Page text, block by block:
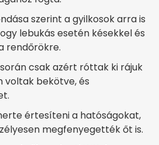
szerint a gyilkosok arra is
lebukás esetén késekkel és
rendőrökre.
csak azért róttak ki rájuk
bekötve, és
értesíteni a hatóságokat,
megfenyegették őt is.